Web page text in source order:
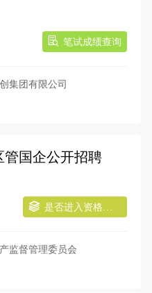
笔试成绩查询
集团有限公司
管国企公开招聘
是否进入资格审核查询
监督管理委员会